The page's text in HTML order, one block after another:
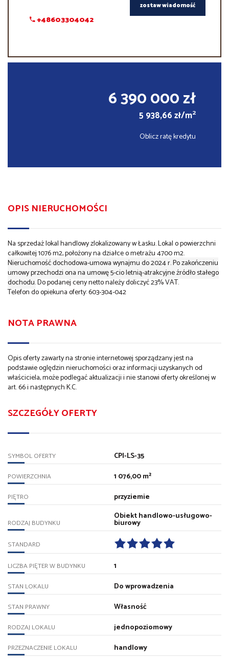
+48603304042
zostaw wiadomość
6 390 000 zł
5 938,66 zł/m2
Oblicz ratę kredytu
OPIS NIERUCHOMOŚCI
Na sprzedaż lokal handlowy zlokalizowany w Łasku. Lokal o powierzchni
całkowitej 1076 m2, położony na działce o metrażu 4700 m2.
Nieruchomość dochodowa-umowa wynajmu do 2024 r. Po zakończeniu
umowy przechodzi ona na umowę 5-cio letnią-atrakcyjne źródło stałego
dochodu.Do podanej ceny netto należy doliczyć 23% VAT.
Telefon do opiekuna oferty: 603-304-042
NOTA PRAWNA
Opis oferty zawarty na stronie internetowej sporządzany jest na
podstawie oględzin nieruchomości oraz informacji uzyskanych od
właściciela, może podlegać aktualizacji i nie stanowi oferty określonej w
art. 66 i następnych K.C.
SZCZEGÓŁY OFERTY
SYMBOL OFERTY CPI-LS-35
POWIERZCHNIA 1 076,00 m²
PIĘTRO przyziemie
RODZAJ BUDYNKU
Obiekt handlowo-usługowo-
biurowy
STANDARD
LICZBA PIĘTER W BUDYNKU 1
STAN LOKALU Do wprowadzenia
STAN PRAWNY Własność
RODZAJ LOKALU jednopoziomowy
PRZEZNACZENIE LOKALU handlowy